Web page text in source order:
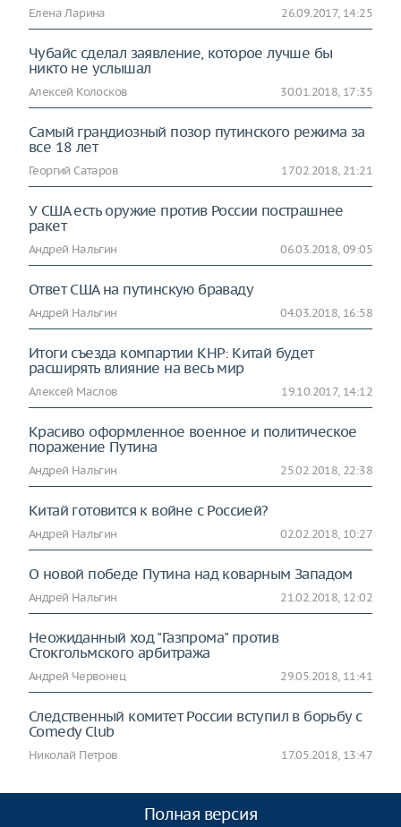
Елена Ларина 26.09.2017, 14:25
Чубайс сделал заявление, которое лучше бы
никто не услышал
Алексей Колосков 30.01.2018, 17:35
Самый грандиозный позор путинского режима за
все 18 лет
Георгий Сатаров 17.02.2018, 21:21
У США есть оружие против России пострашнее
ракет
Андрей Нальгин 06.03.2018, 09:05
Ответ США на путинскую браваду
Андрей Нальгин 04.03.2018, 16:58
Итоги съезда компартии КНР: Китай будет
расширять влияние на весь мир
Алексей Маслов 19.10.2017, 14:12
Красиво оформленное военное и политическое
поражение Путина
Андрей Нальгин 25.02.2018, 22:38
Китай готовится к войне с Россией?
Андрей Нальгин 02.02.2018, 10:27
О новой победе Путина над коварным Западом
Андрей Нальгин 21.02.2018, 12:02
Неожиданный ход "Газпрома" против
Стокгольмского арбитража
Андрей Червонец 29.05.2018, 11:41
Следственный комитет России вступил в борьбу с
Comedy Club
Николай Петров 17.05.2018, 13:47
Полная версия